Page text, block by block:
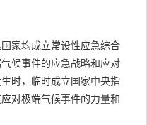
家均成立常设性应急综合
候事件的应急战略和应对
时，临时成立国家中央指
对极端气候事件的力量和